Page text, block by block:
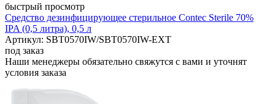
быстрый просмотр
Средство дезинфицирующее стерильное Contec Sterile 70%
IPA (0,5 литра), 0,5 л
Артикул: SBT0570IW/SBT0570IW-EXT
под заказ
Наши менеджеры обязательно свяжутся с вами и уточнят
условия заказа